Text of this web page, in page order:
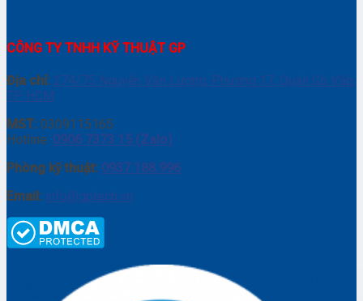
CÔNG TY TNHH KỸ THUẬT GP
Địa chỉ: 274/75 Nguyễn Văn Lượng, Phường 17, Quận Gò Vấp,
TP. HCM
MST: 0309115165
Hotline: 0906 7373 15 (Zalo)
Phòng kỹ thuật: 0937.188.996
Email: info@gptech.vn